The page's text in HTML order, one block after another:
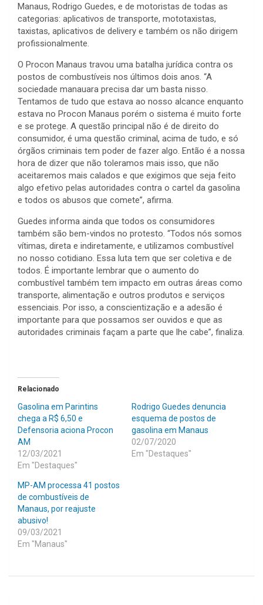
Manaus, Rodrigo Guedes, e de motoristas de todas as
categorias: aplicativos de transporte, mototaxistas,
taxistas, aplicativos de delivery e também os não dirigem
profissionalmente.
O Procon Manaus travou uma batalha jurídica contra os
postos de combustíveis nos últimos dois anos. “A
sociedade manauara precisa dar um basta nisso.
Tentamos de tudo que estava ao nosso alcance enquanto
estava no Procon Manaus porém o sistema é muito forte
e se protege. A questão principal não é de direito do
consumidor, é uma questão criminal, acima de tudo, e só
órgãos criminais tem poder de fazer algo. Então é a nossa
hora de dizer que não toleramos mais isso, que não
aceitaremos mais calados e que exigimos que seja feito
algo efetivo pelas autoridades contra o cartel da gasolina
e todos os abusos que comete”, afirma.
Guedes informa ainda que todos os consumidores
também são bem-vindos no protesto. “Todos nós somos
vítimas, direta e indiretamente, e utilizamos combustível
no nosso cotidiano. Essa luta tem que ser coletiva e de
todos. É importante lembrar que o aumento do
combustível também tem impacto em outras áreas como
transporte, alimentação e outros produtos e serviços
essenciais. Por isso, a conscientização e a adesão é
importante para que possamos ser ouvidos e que as
autoridades criminais façam a parte que lhe cabe”, finaliza.
Relacionado
Gasolina em Parintins
chega a R$ 6,50 e
Defensoria aciona Procon
AM
12/03/2021
Em "Destaques"
Rodrigo Guedes denuncia
esquema de postos de
gasolina em Manaus
02/07/2020
Em "Destaques"
MP-AM processa 41 postos
de combustíveis de
Manaus, por reajuste
abusivo!
09/03/2021
Em "Manaus"